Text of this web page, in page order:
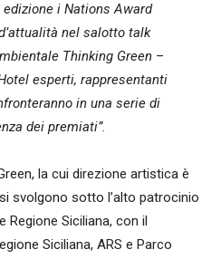
i Nations Award
nel salotto talk
Thinking Green –
esperti, rappresentanti
in una serie di
dei premiati”.
la cui direzione artistica è
svolgono sotto l’alto patrocinio
Regione Siciliana, con il
Siciliana, ARS e Parco